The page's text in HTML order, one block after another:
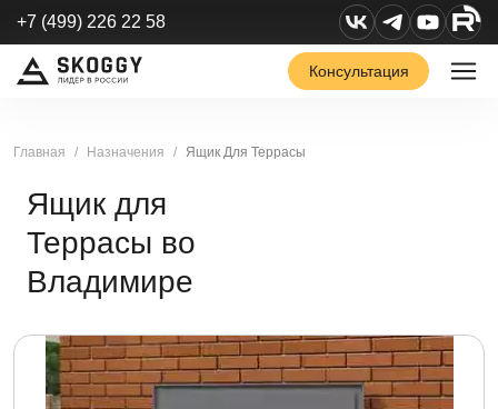
+7 (499) 226 22 58
Консультация
Главная Назначения Ящик Для Террасы
Ящик для
Террасы во
Владимире